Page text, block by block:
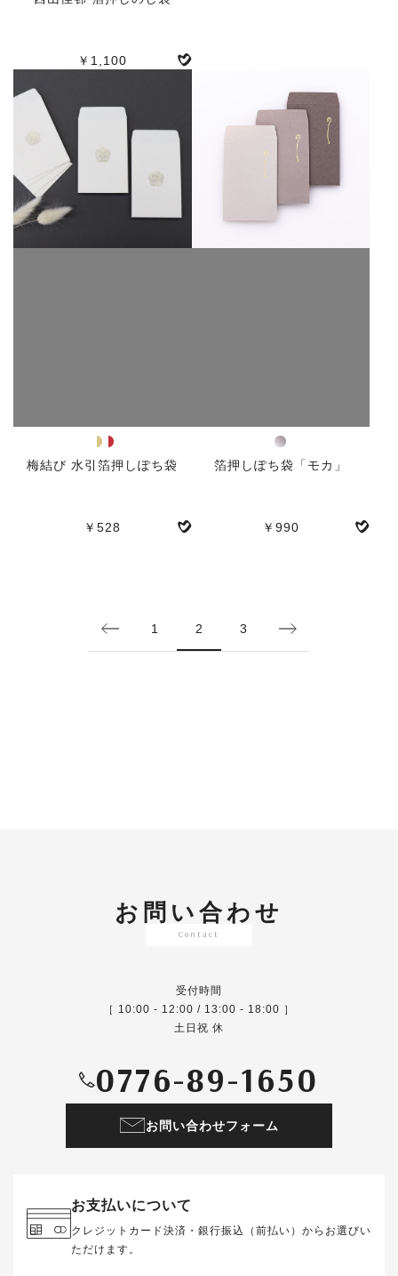
￥1,100
人気
梅結び 水引箔押しぽち袋
￥528
箔押しぽち袋「モカ」
￥990
1 2 3
お問い合わせ
Contact
受付時間
［ 10:00 - 12:00 / 13:00 - 18:00 ］
土日祝 休
0776-89-1650
お問い合わせフォーム
お支払いについて
クレジットカード決済・銀行振込（前払い）からお選びい
ただけます。